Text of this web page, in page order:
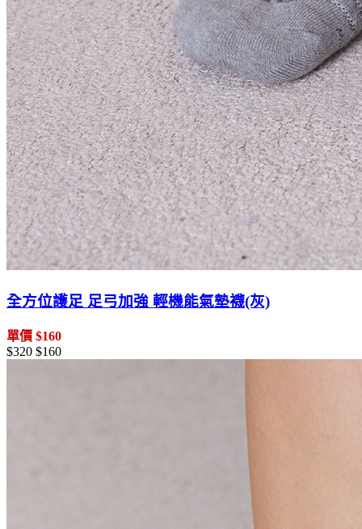
全方位護足 足弓加強 輕機能氣墊襪(灰)
單價 $160
$320 $160